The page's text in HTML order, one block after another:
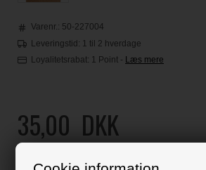
Varenr.: 50-227004
Leveringstid: 1 til 2 hverdage
Loyalitetsrabat: 1 Point - Læs mere
35,00 DKK